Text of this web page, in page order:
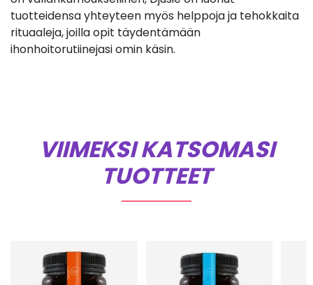
tuotteidensa yhteyteen myös helppoja ja tehokkaita
rituaaleja, joilla opit täydentämään
ihonhoitorutiinejasi omin käsin.
VIIMEKSI KATSOMASI
TUOTTEET